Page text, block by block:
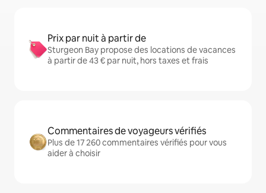
Prix par nuit à partir de
Sturgeon Bay propose des locations de vacances
à partir de 43 € par nuit, hors taxes et frais
Commentaires de voyageurs vérifiés
Plus de 17 260 commentaires vérifiés pour vous
aider à choisir